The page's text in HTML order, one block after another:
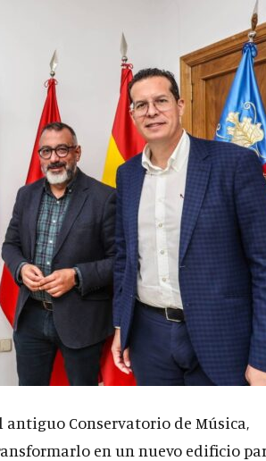
Conservatorio de Música,
en un nuevo edificio